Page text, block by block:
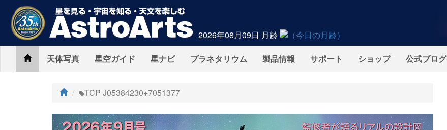
2026年08月09日 月齢
Home天体写真 星空ガイド 星ナビ プラネタリウム 製品情報 サポート ショップ 公式ブログ
ト
プ
TCP J05384230+7051377